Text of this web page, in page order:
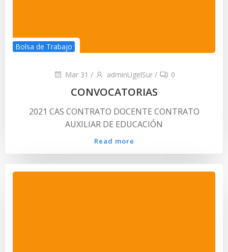
Bolsa de Trabajo
Mar 31 / adminUgelSur / 0
CONVOCATORIAS
2021 CAS CONTRATO DOCENTE CONTRATO
AUXILIAR DE EDUCACIÓN
Read more